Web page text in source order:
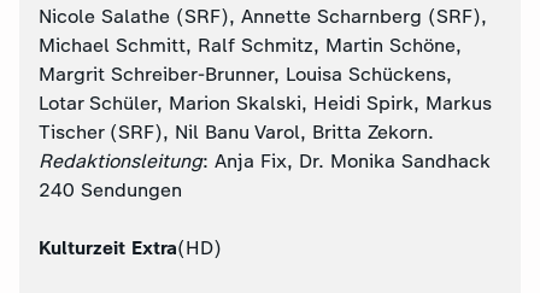
Nicole Salathe (SRF), Annette Scharnberg (SRF),
Michael Schmitt, Ralf Schmitz, Martin Schöne,
Margrit Schreiber-Brunner, Louisa Schückens,
Lotar Schüler, Marion Skalski, Heidi Spirk, Markus
Tischer (SRF), Nil Banu Varol, Britta Zekorn.
Redaktionsleitung: Anja Fix, Dr. Monika Sandhack
240 Sendungen
Kulturzeit Extra(HD)